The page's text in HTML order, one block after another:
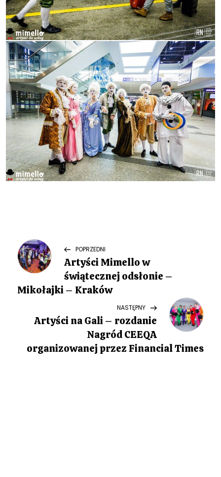
N
a
w
Previous
Post
POPRZEDNI
Artyści Mimello w
świątecznej odsłonie –
Mikołajki – Kraków
Post
NASTĘPNY
Artyści na Gali – rozdanie
Nagród CEEQA
organizowanej przez Financial Times